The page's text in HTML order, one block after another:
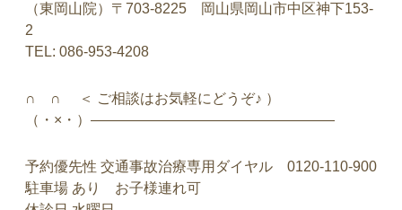
（東岡山院）〒703-8225 岡山県岡山市中区神下153-
2
TEL: 086-953-4208
∩ ∩ ＜ ご相談はお気軽にどうぞ♪ ）
（・×・）—————————————————
予約優先性 交通事故治療専用ダイヤル 0120-110-900
駐車場 あり お子様連れ可